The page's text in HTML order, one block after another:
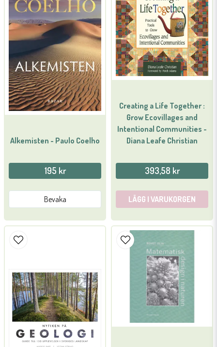
email
Mejladress
Ja, ni får publicera min fråga
Skicka fråga
Alkemisten - Paulo Coelho
195 kr
Bevaka
Creating a Life Together :
Grow Ecovillages and
Intentional Communities -
Diana Leafe Christian
393,58 kr
LÄGG I VARUKORGEN